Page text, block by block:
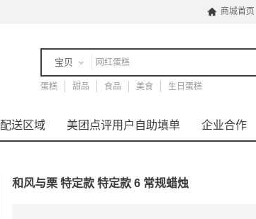
 商城首页
宝贝
店铺
蛋糕 甜品 食品 美食 生日蛋糕
配送区域 美团点评用户自助填单 企业合作
和风与栗 特定款 特定款 6 常规蜡烛